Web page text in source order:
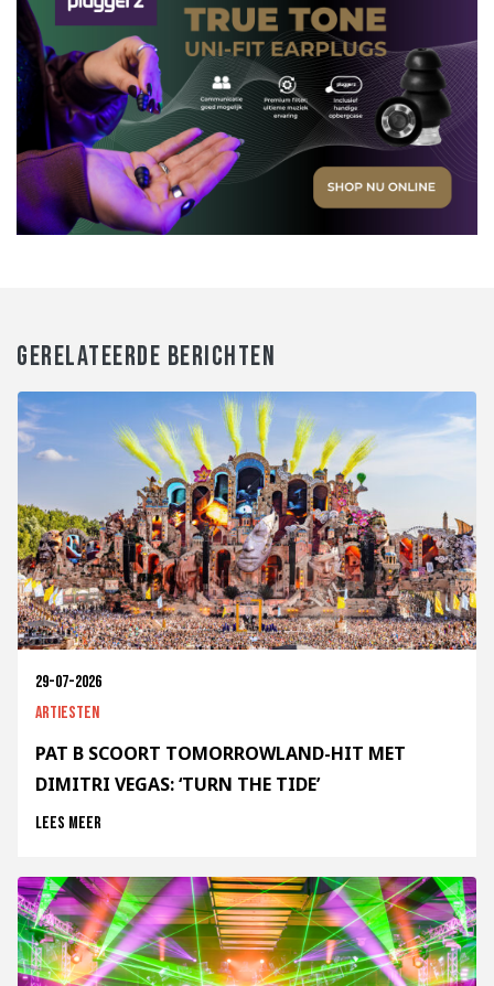
GERELATEERDE BERICHTEN
29-07-2026
Artiesten
PAT B SCOORT TOMORROWLAND-HIT MET
DIMITRI VEGAS: ‘TURN THE TIDE’
Lees meer